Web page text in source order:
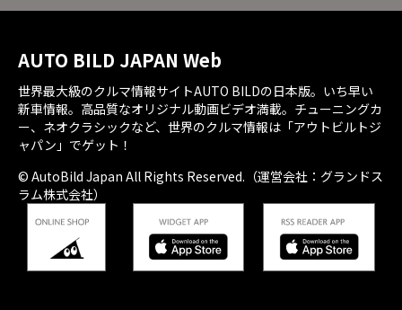
AUTO BILD JAPAN Web
世界最大級のクルマ情報サイトAUTO BILDの日本版。いち早い
新車情報。高品質なオリジナル動画ビデオ満載。チューニングカ
ー、ネオクラシックなど、世界のクルマ情報は「アウトビルトジ
ャパン」でゲット！
© AutoBild Japan All Rights Reserved.（運営会社：グランドス
ラム株式会社）